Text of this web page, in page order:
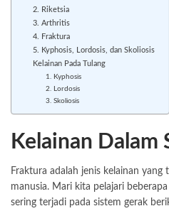
2. Riketsia
3. Arthritis
4. Fraktura
5. Kyphosis, Lordosis, dan Skoliosis
Kelainan Pada Tulang
1. Kyphosis
2. Lordosis
3. Skoliosis
Kelainan Dalam
Fraktura adalah jenis kelainan yang
manusia. Mari kita pelajari
sering terjadi pada sistem gerak